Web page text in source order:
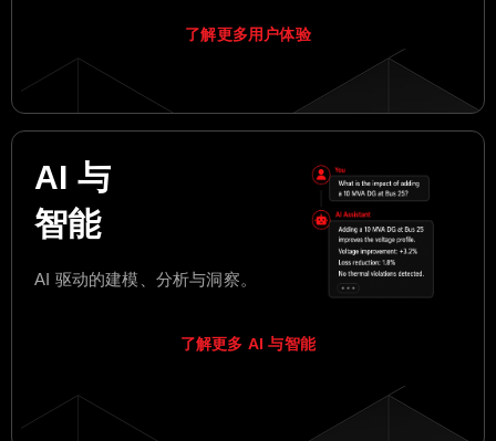
了解更多用户体验
AI 与
智能
AI 驱动的建模、分析与洞察。
了解更多 AI 与智能